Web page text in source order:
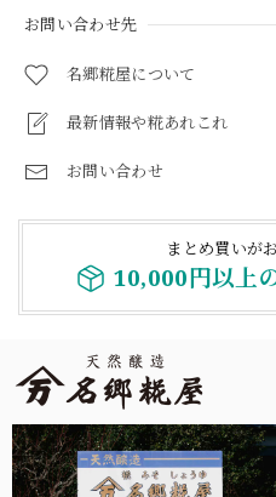
お問い合わせ先
名郷糀屋について
最新情報や糀あれこれ
お問い合わせ
まとめ買いが
10,000円以上